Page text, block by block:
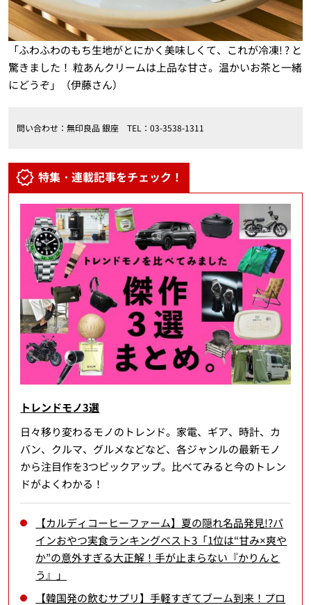
「ふわふわのもち生地がとにかく美味しくて、これが冷凍! ? と
驚きました！ 粒あんクリームは上品な甘さ。温かいお茶と一緒
にどうぞ」（伊藤さん）
問い合わせ：無印良品 銀座 TEL：03-3538-1311
特集・連載記事をチェック！
トレンドモノ3選
日々移り変わるモノのトレンド。家電、ギア、時計、カ
バン、クルマ、グルメなどなど、各ジャンルの最新モノ
から注目作を3つピックアップ。比べてみると今のトレン
ドがよくわかる！
【カルディコーヒーファーム】夏の隠れ名品発見!?パ
インおやつ実食ランキングベスト3「1位は“甘み×爽や
か”の意外すぎる大正解！手が止まらない『かりんと
う』」
【韓国発の飲むサプリ】手軽すぎてブーム到来！プロ